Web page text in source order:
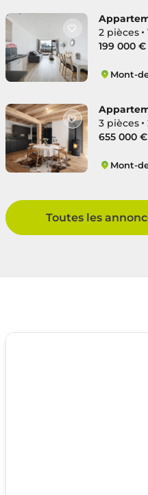
2 pièces
199 000 €
Mont-
3 pièces
655 000 €
Mont-
Toutes les